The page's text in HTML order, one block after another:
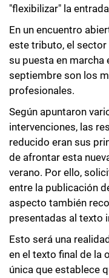
"flexibilizar" la
En un encuentro
este tributo, el
su puesta en marcha
septiembre son los
profesionales.
Según apuntaron
intervenciones, las
reducido eran sus
de afrontar esta
verano. Por ello,
entre la publicación
aspecto también
presentadas al texto
Esto será una
en el texto final de la
única que establece